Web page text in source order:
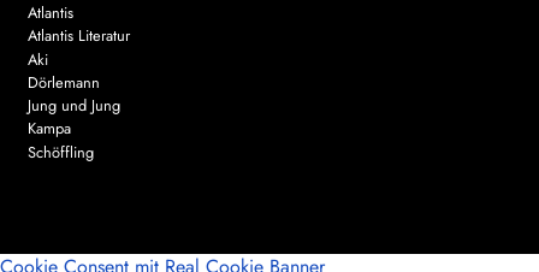
Atlantis
Atlantis Literatur
Aki
Dörlemann
Jung und Jung
Kampa
Schöffling